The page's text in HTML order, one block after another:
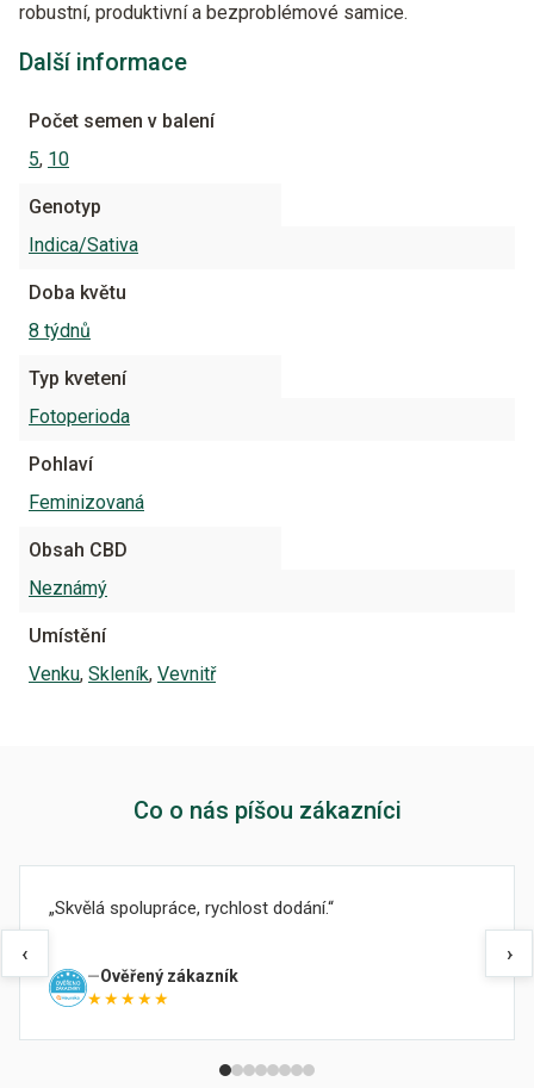
robustní, produktivní a bezproblémové samice.
Další informace
Počet semen v balení
5, 10
Genotyp
Indica/Sativa
Doba květu
8 týdnů
Typ kvetení
Fotoperioda
Pohlaví
Feminizovaná
Obsah CBD
Neznámý
Umístění
Venku, Skleník, Vevnitř
Co o nás píšou zákazníci
‹
Skvělá spolupráce, rychlost dodání.
Ověřený zákazník
★★★★★
›